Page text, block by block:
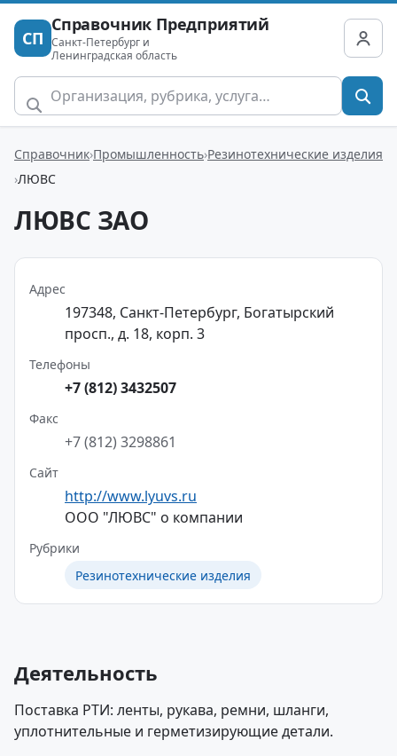
СП
Справочник Предприятий
Санкт-Петербург и
Ленинградская область
Справочник Промышленность Резинотехнические изделия
ЛЮВС
ЛЮВС ЗАО
Адрес
197348, Санкт-Петербург, Богатырский
просп., д. 18, корп. 3
Телефоны
+7 (812) 3432507
Факс
+7 (812) 3298861
Сайт
http://www.lyuvs.ru
ООО "ЛЮВС" о компании
Рубрики
Резинотехнические изделия
Деятельность
Поставка РТИ: ленты, рукава, ремни, шланги,
уплотнительные и герметизирующие детали.